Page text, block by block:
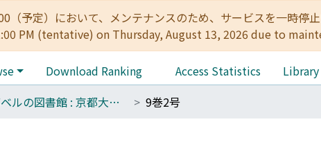
（予定）において、メンテナンスのため、サービスを一時
PM (tentative) on Thursday, August 13, 2026 due to
Download Ranking Access Statistics
バベルの図書館 : 京都大学人間・環境学研究科総合人間学部図書館報 9巻2号